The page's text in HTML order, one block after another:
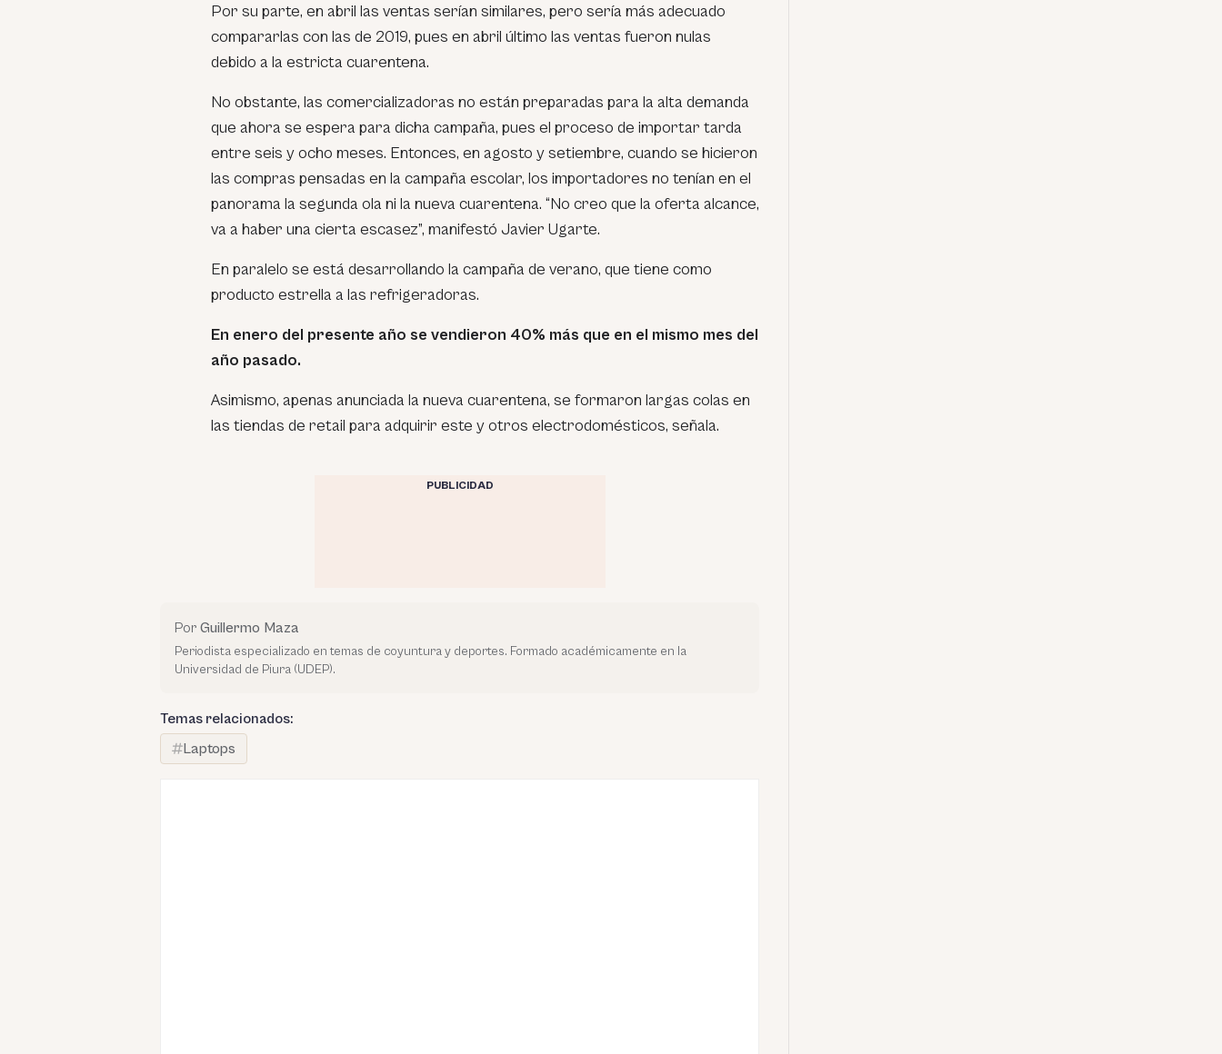
Por su parte, en abril las ventas serían similares, pero sería más adecuado
compararlas con las de 2019, pues en abril último las ventas fueron nulas
debido a la estricta cuarentena.
No obstante, las comercializadoras no están preparadas para la alta demanda
que ahora se espera para dicha campaña, pues el proceso de importar tarda
entre seis y ocho meses. Entonces, en agosto y setiembre, cuando se hicieron
las compras pensadas en la campaña escolar, los importadores no tenían en el
panorama la segunda ola ni la nueva cuarentena. “No creo que la oferta alcance,
va a haber una cierta escasez”, manifestó Javier Ugarte.
En paralelo se está desarrollando la campaña de verano, que tiene como
producto estrella a las refrigeradoras.
En enero del presente año se vendieron 40% más que en el mismo mes del
año pasado.
Asimismo, apenas anunciada la nueva cuarentena, se formaron largas colas en
las tiendas de retail para adquirir este y otros electrodomésticos, señala.
PUBLICIDAD
Por Guillermo Maza
Periodista especializado en temas de coyuntura y deportes. Formado académicamente en la
Universidad de Piura (UDEP).
Temas relacionados:
Laptops